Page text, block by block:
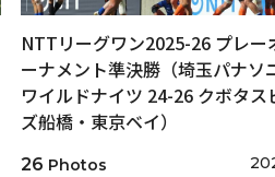
NTTリーグワン2025-26 プレー
ーナメント準決勝（埼玉パナソ
ワイルドナイツ 24-26 クボタス
ズ船橋・東京ベイ）
26 Photos